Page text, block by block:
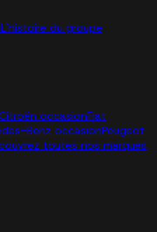
L'histoire du groupe
occasionFiat
Benz occasionPeugeot
toutes nos marques